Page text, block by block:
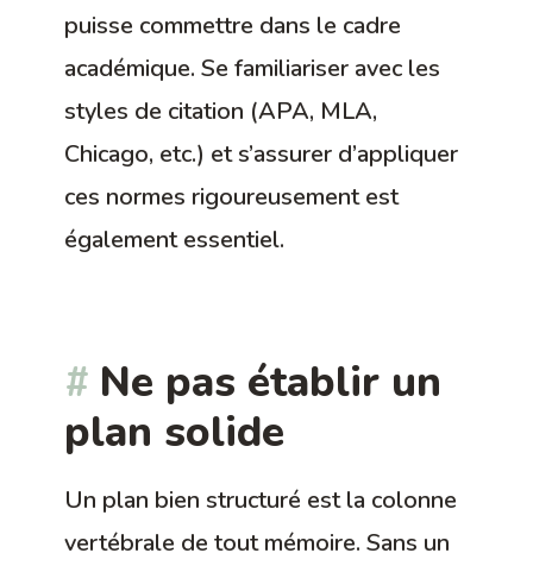
puisse commettre dans le cadre
académique. Se familiariser avec les
styles de citation (APA, MLA,
Chicago, etc.) et s’assurer d’appliquer
ces normes rigoureusement est
également essentiel.
Ne pas établir un
plan solide
Un plan bien structuré est la colonne
vertébrale de tout mémoire. Sans un